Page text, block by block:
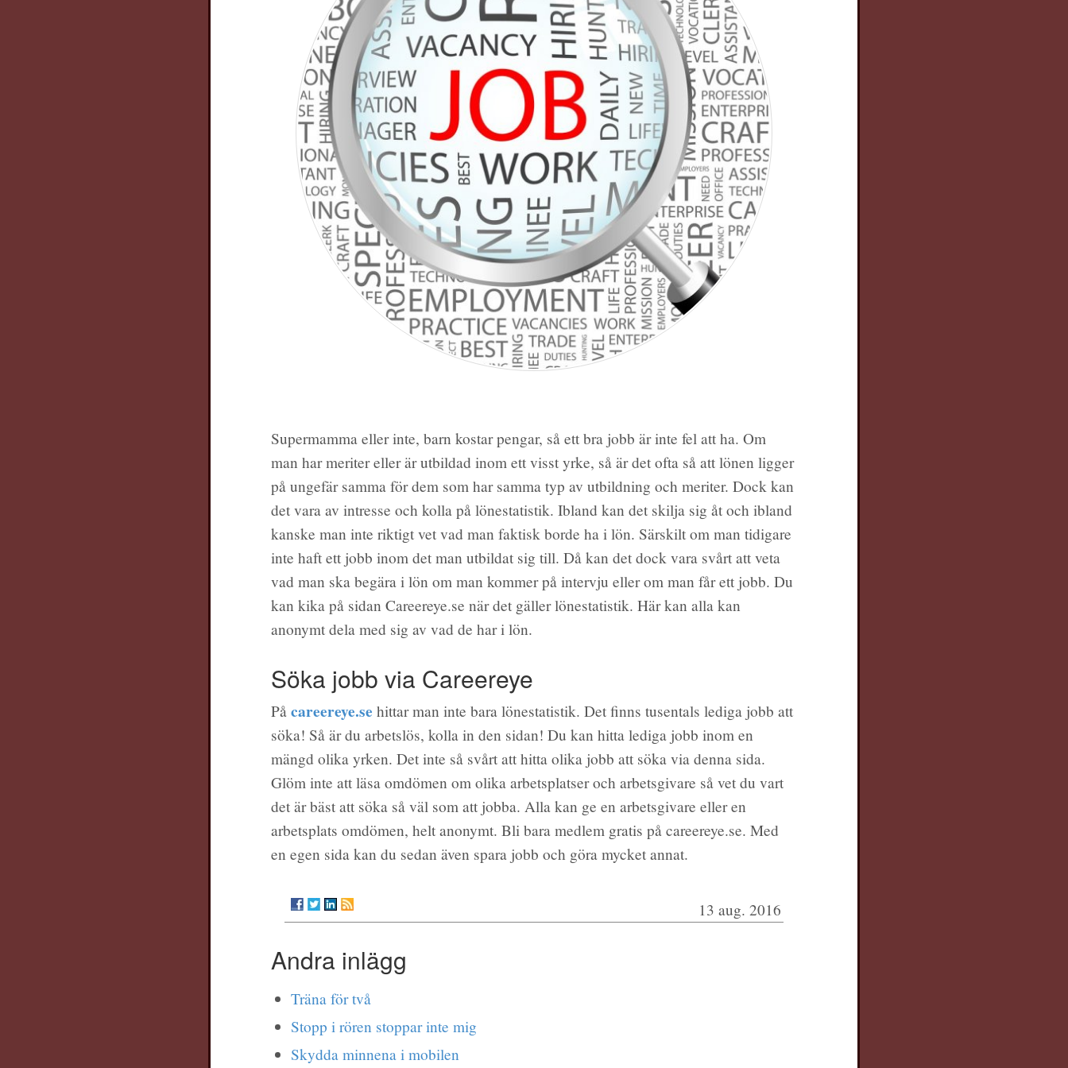
Supermamma eller inte, barn kostar pengar, så ett bra jobb är inte fel att ha. Om
man har meriter eller är utbildad inom ett visst yrke, så är det ofta så att lönen ligger
på ungefär samma för dem som har samma typ av utbildning och meriter. Dock kan
det vara av intresse och kolla på lönestatistik. Ibland kan det skilja sig åt och ibland
kanske man inte riktigt vet vad man faktisk borde ha i lön. Särskilt om man tidigare
inte haft ett jobb inom det man utbildat sig till. Då kan det dock vara svårt att veta
vad man ska begära i lön om man kommer på intervju eller om man får ett jobb. Du
kan kika på sidan Careereye.se när det gäller lönestatistik. Här kan alla kan
anonymt dela med sig av vad de har i lön.
Söka jobb via Careereye
Påcareereye.se hittar man inte bara lönestatistik. Det finns tusentals lediga jobb att
söka! Så är du arbetslös, kolla in den sidan! Du kan hitta lediga jobb inom en
mängd olika yrken. Det inte så svårt att hitta olika jobb att söka via denna sida.
Glöm inte att läsa omdömen om olika arbetsplatser och arbetsgivare så vet du vart
det är bäst att söka så väl som att jobba. Alla kan ge en arbetsgivare eller en
arbetsplats omdömen, helt anonymt. Bli bara medlem gratis på careereye.se. Med
en egen sida kan du sedan även spara jobb och göra mycket annat.
13 aug. 2016
Andra inlägg
Träna för två
Stopp i rören stoppar inte mig
Skydda minnena i mobilen